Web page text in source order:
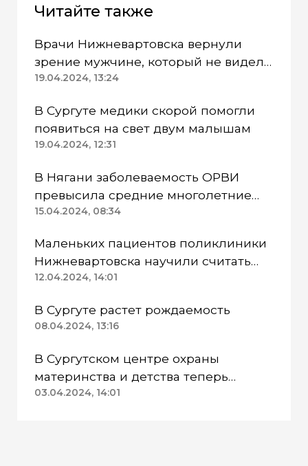
Читайте также
Врачи Нижневартовска вернули
зрение мужчине, который не видел
почти год
19.04.2024, 13:24
В Сургуте медики скорой помогли
появиться на свет двум малышам
19.04.2024, 12:31
В Нягани заболеваемость ОРВИ
превысила средние многолетние
уровни
15.04.2024, 08:34
Маленьких пациентов поликлиники
Нижневартовска научили считать
калории
12.04.2024, 14:01
В Сургуте растет рождаемость
08.04.2024, 13:16
В Сургутском центре охраны
материнства и детства теперь
можно увидеть картины
03.04.2024, 14:01